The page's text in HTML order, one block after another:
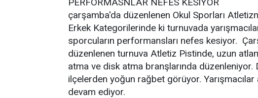
çarşamba'da düzenlenen Okul Sporları
Erkek Kategorilerinde ki turnuvada
sporcuların performansları nefes kesiyor.
düzenlenen turnuva Atletiz Pistinde, uzun
atma ve disk atma branşlarında
ilçelerden yoğun rağbet görüyor. Yarışmacılar
devam ediyor.